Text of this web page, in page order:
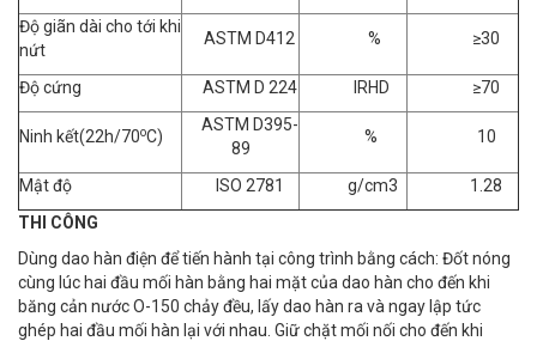
Độ giãn dài cho tới khi
nứt
ASTM D412 % ≥30
Độ cứng ASTM D 224 IRHD ≥70
Ninh kết(22h/70oC)
ASTM D395-
89
% 10
Mật độ ISO 2781 g/cm3
1.28
THI CÔNG
Dùng dao hàn điện để tiến hành tại công trình bằng cách: Đốt nóng
cùng lúc hai đầu mối hàn bằng hai mặt của dao hàn cho đến khi
băng cản nước O-150 chảy đều, lấy dao hàn ra và ngay lập tức
ghép hai đầu mối hàn lại với nhau. Giữ chặt mối nối cho đến khi